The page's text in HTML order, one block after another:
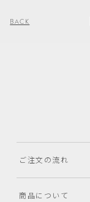
BACK
ご注文の流れ
商品について